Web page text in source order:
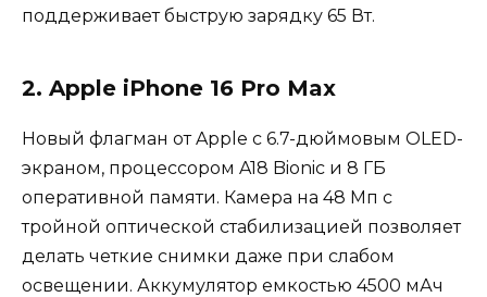
поддерживает быструю зарядку 65 Вт.
2. Apple iPhone 16 Pro Max
Новый флагман от Apple с 6.7-дюймовым OLED-
экраном, процессором A18 Bionic и 8 ГБ
оперативной памяти. Камера на 48 Мп с
тройной оптической стабилизацией позволяет
делать четкие снимки даже при слабом
освещении. Аккумулятор емкостью 4500 мАч